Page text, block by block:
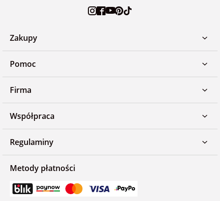
Zakupy
Pomoc
Firma
Współpraca
Regulaminy
Metody płatności